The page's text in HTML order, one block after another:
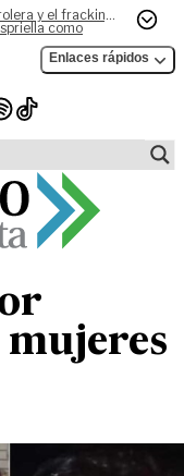
y el fracking,
como
Enlaces rápidos
mujeres